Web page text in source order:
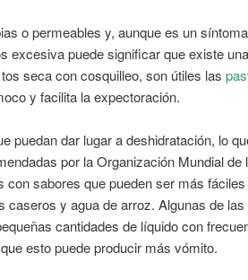
o permeables y, aunque es un
excesiva puede significar que existe una
seca con cosquilleo, son útiles las
y facilita la expectoración.
puedan dar lugar a deshidratación, lo
por la Organización Mundial de
sabores que pueden ser más
y agua de arroz. Algunas de las
cantidades de líquido con
esto puede producir más vómito.